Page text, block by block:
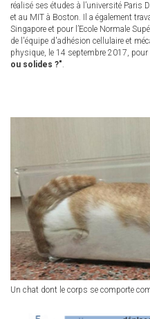
réalisé ses études à l’université Paris
et au MIT à Boston. Il a également
Singapore et pour l’Ecole Normale
de l'équipe d'adhésion cellulaire et
physique, le 14 septembre 2017, pour
ou solides ?".
Un chat dont le corps se comporte